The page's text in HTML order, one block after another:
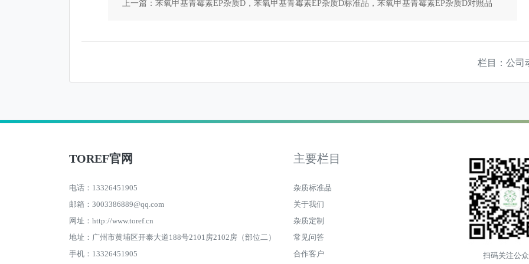
上一篇：苯氧甲基青霉素EP杂质D，苯氧甲基青霉素EP杂质D标准品，苯氧甲基青霉素EP杂质D对照品
栏目：公司
TOREF官网
电话：13326451905
邮箱：3003386889@qq.com
网址：http://www.toref.cn
地址：广州市黄埔区开泰大道188号2101房2102房（部位二）
手机：13326451905
主要栏目
杂质标准品
关于我们
杂质定制
常见问答
合作客户
扫码关注公